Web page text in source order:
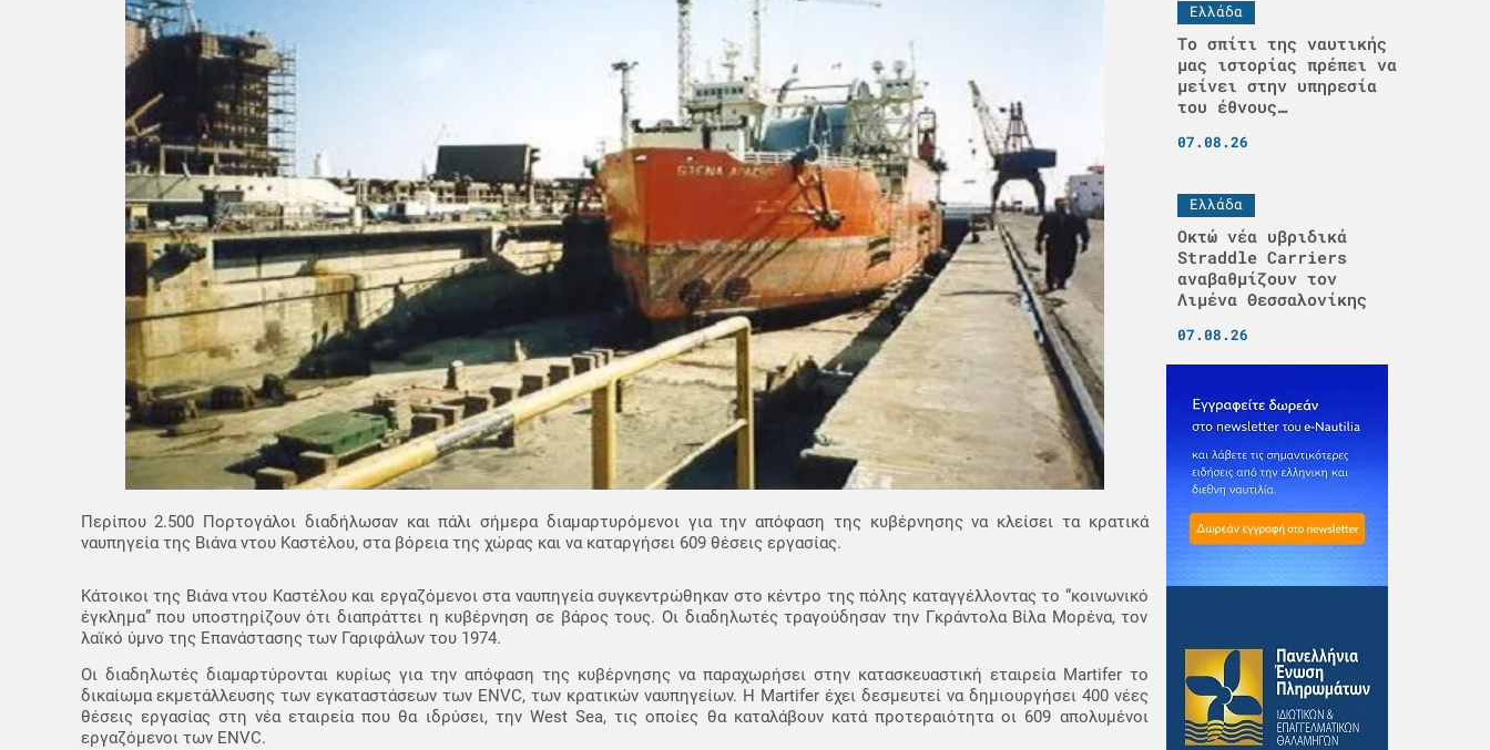
Περίπου 2.500 Πορτογάλοι διαδήλωσαν και πάλι σήμερα διαμαρτυρόμενοι για την απόφαση της κυβέρνησης να κλείσει τα κρατικά
ναυπηγεία της Βιάνα ντου Καστέλου, στα βόρεια της χώρας και να καταργήσει 609 θέσεις εργασίας.
Κάτοικοι της Βιάνα ντου Καστέλου και εργαζόμενοι στα ναυπηγεία συγκεντρώθηκαν στο κέντρο της πόλης καταγγέλλοντας το “κοινωνικό
έγκλημα” που υποστηρίζουν ότι διαπράττει η κυβέρνηση σε βάρος τους. Οι διαδηλωτές τραγούδησαν την Γκράντολα Βίλα Μορένα, τον
λαϊκό ύμνο της Επανάστασης των Γαριφάλων του 1974.
Οι διαδηλωτές διαμαρτύρονται κυρίως για την απόφαση της κυβέρνησης να παραχωρήσει στην κατασκευαστική εταιρεία Martifer το
δικαίωμα εκμετάλλευσης των εγκαταστάσεων των ENVC, των κρατικών ναυπηγείων. Η Martifer έχει δεσμευτεί να δημιουργήσει 400 νέες
θέσεις εργασίας στη νέα εταιρεία που θα ιδρύσει, την West Sea, τις οποίες θα καταλάβουν κατά προτεραιότητα οι 609 απολυμένοι
εργαζόμενοι των ENVC.
Ελλάδα
Το σπίτι της ναυτικής
μας ιστορίας πρέπει να
μείνει στην υπηρεσία
του έθνους…
07.08.26
Ελλάδα
Οκτώ νέα υβριδικά
Straddle Carriers
αναβαθμίζουν τον
Λιμένα Θεσσαλονίκης
07.08.26